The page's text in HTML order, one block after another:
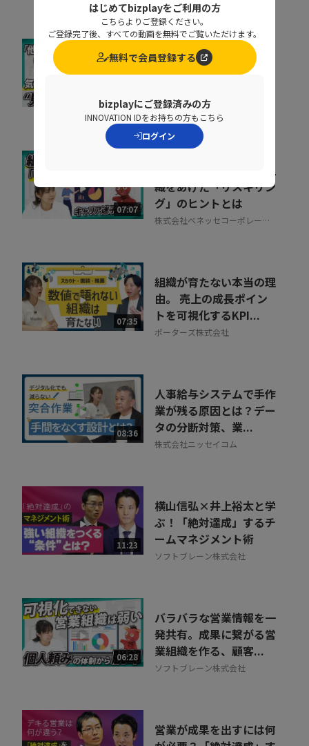
取りこぼしはなぜ起き
る？“見えない失注”を
株式会社シャノン
07:07
キャリア迷子を防ぐ！組
織をあげた「リスキリン
グ」のヒントとは
株式会社ベネッセコーポレーシ
07:35
組織が育たない本当の理
由。 売上の成長ポイン
トを可視化するKPI...
ポーターズ株式会社
08:36
人事給与システムで手作
業が残る原因とは？デー
タの分断対策、業...
株式会社ニッセイコム
11:23
横山信弘×井上裕太と学
ぶ！「絶対達成」するチ
ームマネジメント術
ソフトブレーン株式会社
06:28
バラバラな営業情報を一
発共有。成果に繋がる営
業組織を作る、顧客...
ソフトブレーン株式会社
営業が成果を出すには何
はじめてbizplayをご利用の方
こちらよりご登録ください。
ご登録完了後、すべての動画を無料でご覧いただけます。
無料で会員登録する
bizplayにご登録済みの方
INNOVATION IDをお持ちの方もこちら
ログイン